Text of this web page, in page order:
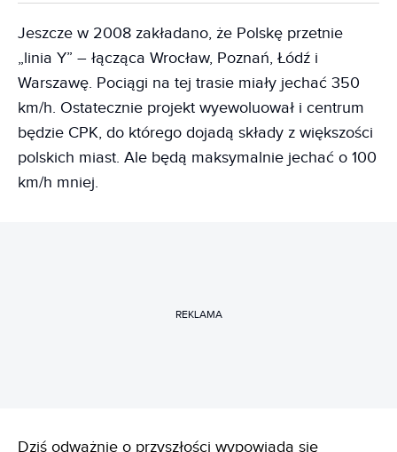
Jeszcze w 2008 zakładano, że Polskę przetnie
„linia Y” – łącząca Wrocław, Poznań, Łódź i
Warszawę. Pociągi na tej trasie miały jechać 350
km/h. Ostatecznie projekt wyewoluował i centrum
będzie CPK, do którego dojadą składy z większości
polskich miast. Ale będą maksymalnie jechać o 100
km/h mniej.
REKLAMA
Dziś odważnie o przyszłości wypowiada się